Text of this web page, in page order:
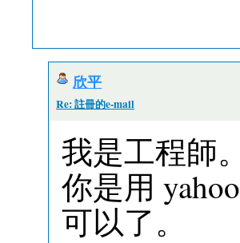
欣平
Re: 註冊的e-mail
我是工程師
你是用
可以了。